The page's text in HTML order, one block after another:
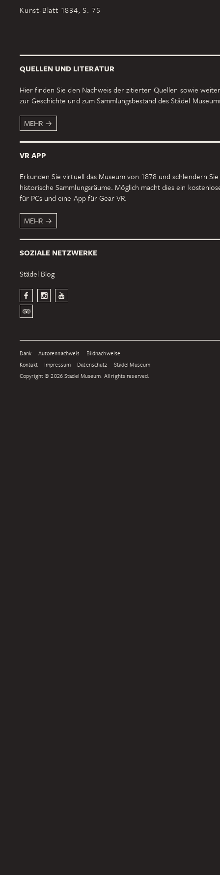
Kunst-Blatt 1834, S. 75
QUELLEN UND LITERATUR
Hier finden Sie den Nachweis der zitierten Quellen sowie
zur Geschichte und zum Sammlungsbestand des Städel
MEHR
VR APP
Erkunden Sie virtuell das Museum von 1878 und schlendern
historische Sammlungsräume. Möglich macht dies ein
für PCs und eine App für Gear VR.
MEHR
SOZIALE NETZWERKE
Städel Blog
Dank Autorennachweis
Bildnachweise
Kontakt
Impressum Datenschutz
Städel Museum
Copyright © 2026 Städel Museum. All rights reserved.